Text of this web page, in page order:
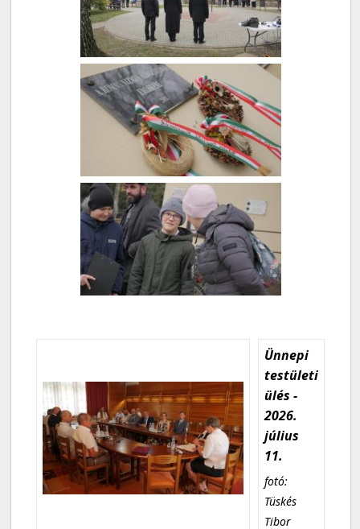
Ünnepi
testületi
ülés -
2026.
július
11.
fotó:
Tüskés
Tibor